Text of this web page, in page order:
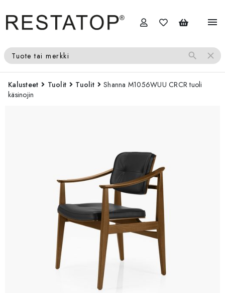
menu
Tuote tai merkki search close
Kalusteet Tuolit Tuolit
Shanna M1056WUU CRCR tuoli
käsinojin